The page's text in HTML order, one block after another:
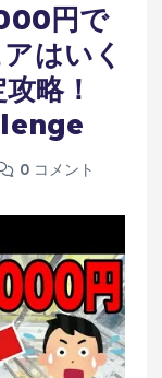
円で
はいく
略！
0 コメント